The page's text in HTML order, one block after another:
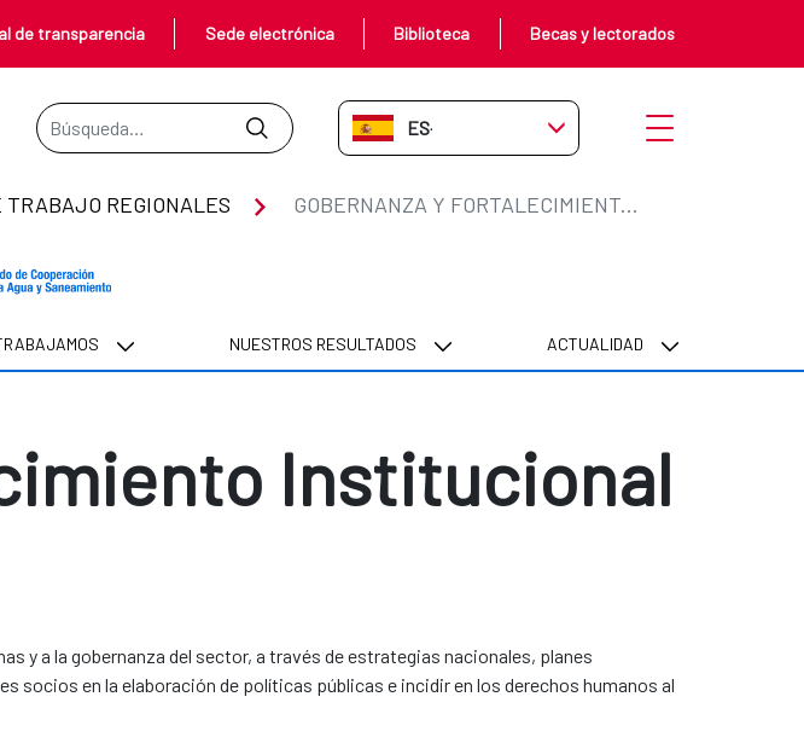
de transparencia Sede electrónica Biblioteca Becas y lectorados
Barra de búsqueda
ES-ES Abrir menú
TRABAJO REGIONALES GOBERNANZA Y FORTALECIMIENTO INSTITUCIONAL
NUESTROS RESULTADOS ACTUALIDAD
Institucional
y a la gobernanza del sector, a través de estrategias nacionales, planes
en la elaboración de políticas públicas e incidir en los derechos humanos al